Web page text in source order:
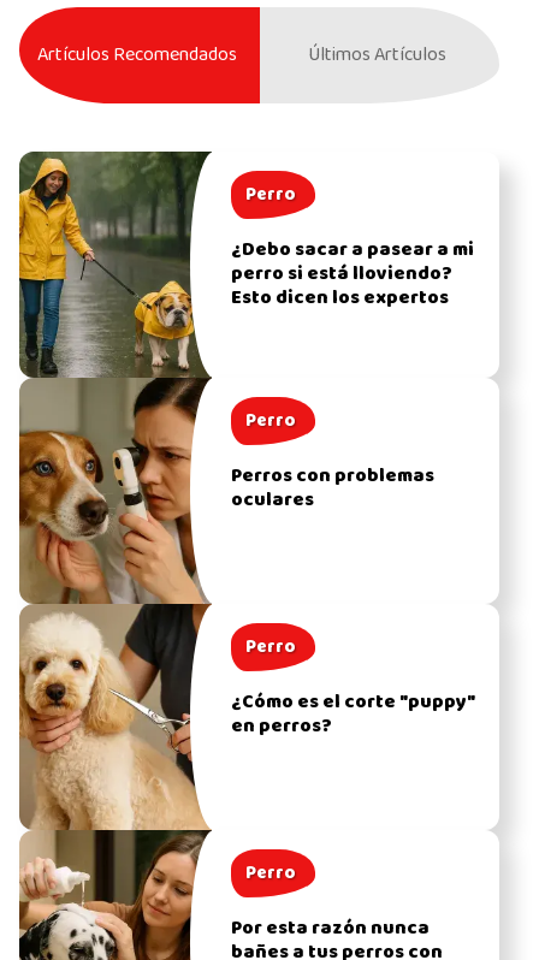
Artículos Recomendados Últimos Artículos
Perro
¿Debo sacar a pasear a mi
perro si está lloviendo?
Esto dicen los expertos
Perro
Perros con problemas
oculares
Perro
¿Cómo es el corte "puppy"
en perros?
Perro
Por esta razón nunca
bañes a tus perros con